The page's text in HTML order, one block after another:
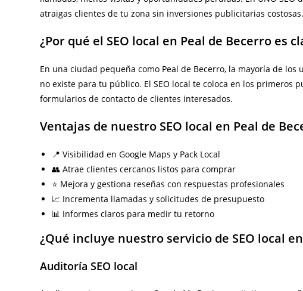
atraigas clientes de tu zona sin inversiones publicitarias costosas.
¿Por qué el SEO local en Peal de Becerro es
En una ciudad pequeña como Peal de Becerro, la mayoría de
no existe para tu público. El SEO local te coloca en los primeros
formularios de contacto de clientes interesados.
Ventajas de nuestro SEO local en Peal de
📍 Visibilidad en Google Maps y Pack Local
👥 Atrae clientes cercanos listos para comprar
⭐ Mejora y gestiona reseñas con respuestas profesionales
📈 Incrementa llamadas y solicitudes de presupuesto
📊 Informes claros para medir tu retorno
¿Qué incluye nuestro servicio de SEO local
Auditoría SEO local